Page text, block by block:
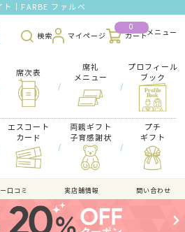
｜FARBE ファルベ
検索 マイページ
0
カート
席次表
/
席礼
メニュー
/
プロフィール
ブック
エスコート
カード
/
両親ギフト
子育感謝状
/
プチ
ギフト
口コミ 実店舗情報 問い合わせ